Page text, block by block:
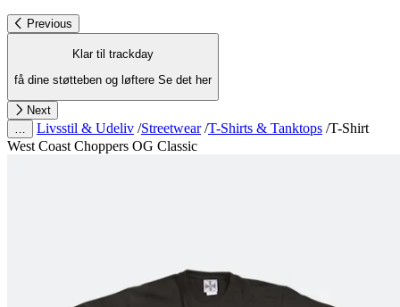
Previous
Klar til trackday
få dine støtteben og løftere Se det her
Next
Livsstil & Udeliv /Streetwear /T-Shirts & Tanktops /T-Shirt
West Coast Choppers OG Classic